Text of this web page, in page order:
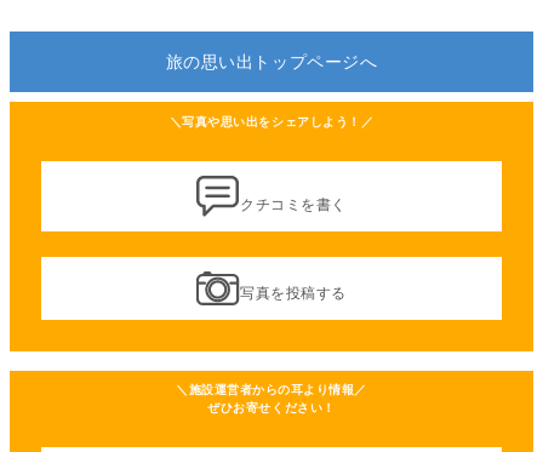
旅の思い出トップページへ
＼写真や思い出をシェアしよう！／
クチコミを書く
写真を投稿する
＼施設運営者からの耳より情報／
ぜひお寄せください！